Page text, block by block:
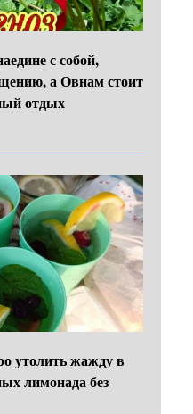
с собой,
а Овнам стоит
отдых
утолить жажду в
лимонада без